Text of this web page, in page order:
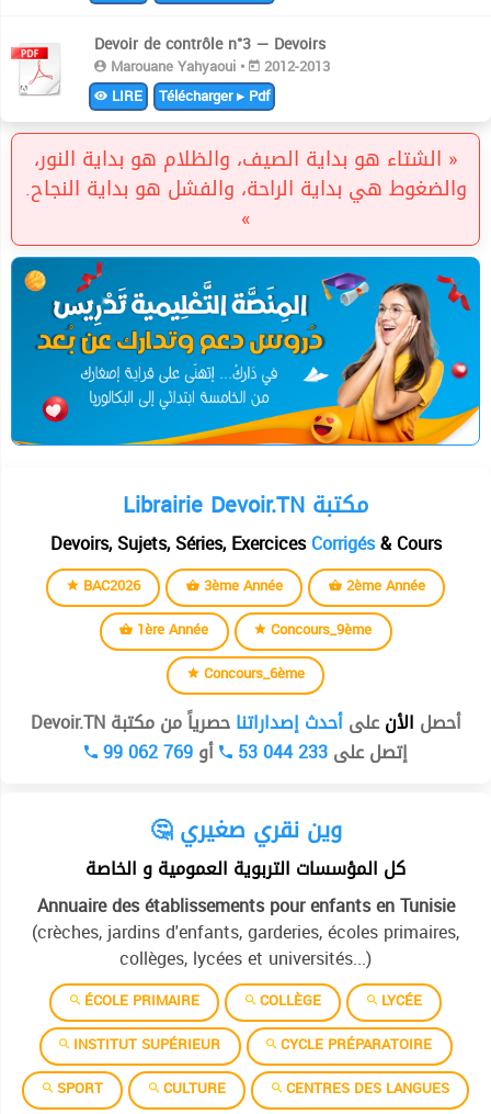
Devoir de contrôle n°3 — Devoirs
Marouane Yahyaoui •
2012-2013
LIRE Télécharger ▸ Pdf
« الشتاء هو بداية الصيف، والظلام هو بداية النور،
والضغوط هي بداية الراحة، والفشل هو بداية النجاح.
»
Librairie Devoir.TN مكتبة
Devoirs, Sujets, Séries, ExercicesCorrigés& Cours
BAC2026 3ème Année
2ème Année
1ère Année
Concours_9ème
Concours_6ème
أحصل الأنعلىأحدث إصداراتناحصرياً من مكتبة Devoir.TN
إتصل على53 044 233 أو99 062 769
🤔 وين نقري صغيري
كل المؤسسات التربوية العمومية و الخاصة
Annuaire des établissements pour enfants en Tunisie
(crèches, jardins d'enfants, garderies, écoles primaires,
collèges, lycées et universités...)
ÉCOLE PRIMAIRE COLLÈGE
LYCÉE
INSTITUT SUPÉRIEUR
CYCLE PRÉPARATOIRE
SPORT
CULTURE CENTRES DES LANGUES